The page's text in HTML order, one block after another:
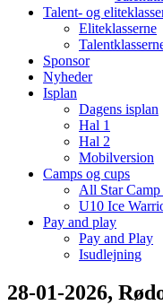
Talent- og
Eliteklasserne
Sponsor
Nyheder
Isplan
Dagens isplan
Hal 1
Hal 2
Mobilversion
Camps og cups
All Star
U10 Ice
Pay and play
Pay and Play
Isudlejning
28-01-2026,